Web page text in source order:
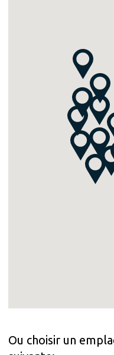
Ou choisir un